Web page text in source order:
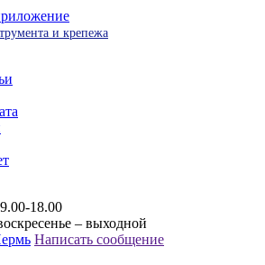
и крепежа
18.00
– выходной
Написать сообщение